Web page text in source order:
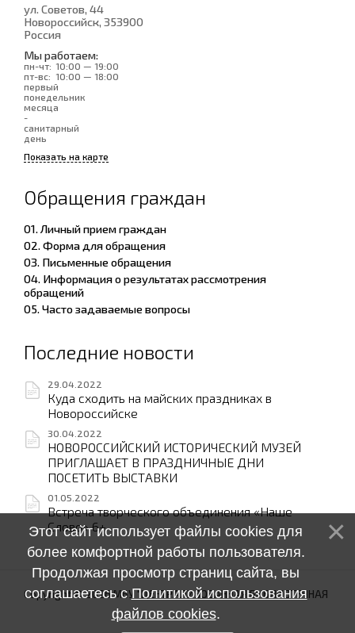
ул. Советов, 44
Новороссийск, 353900
Россия
Мы работаем:
пн-чт: 10:00 — 19:00
пт-вс: 10:00 — 18:00
первый
понедельник
месяца
-
санитарный
день
Показать на карте
Обращения граждан
01. Личный прием граждан
02. Форма для обращения
03. Письменные обращения
04. Информация о результатах рассмотрения
обращений
05. Часто задаваемые вопросы
Последние новости
29.04.2022
Куда сходить на майских праздниках в
Новороссийске
30.04.2022
НОВОРОССИЙСКИЙ ИСТОРИЧЕСКИЙ МУЗЕЙ
ПРИГЛАШАЕТ В ПРАЗДНИЧНЫЕ ДНИ
ПОСЕТИТЬ ВЫСТАВКИ
01.05.2022
Встреча творческого объединения «Наше
Слово» 6+
Copyright © 2026 МБУ "ЦЕНТРАЛИЗОВАННАЯ БИБЛИОТЕЧНАЯ
Этот сайт использует файлы cookies для
более комфортной работы пользователя.
Продолжая просмотр страниц сайта, вы
соглашаетесь сПолитикой использования
файлов cookies.